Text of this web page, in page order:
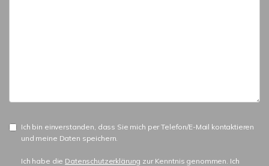
Ich bin einverstanden, dass Sie mich per Telefon/E-Mail kontaktieren
und meine Daten speichern.
Ich habe die Datenschutzerklärung zur Kenntnis genommen. Ich